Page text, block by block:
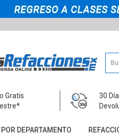
Gratis
30
DEPARTAMENTO